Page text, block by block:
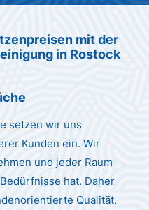
mit der
in Rostock
setzen wir uns
Kunden ein. Wir
und jeder Raum
hat. Daher
Qualität.